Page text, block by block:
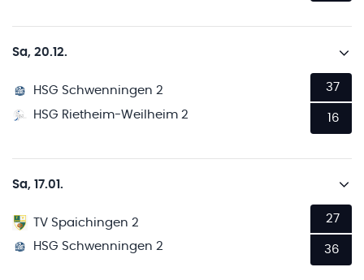
Sa, 20.12.
HSG Schwenningen 2
HSG Rietheim-Weilheim 2
37
16
Sa, 17.01.
TV Spaichingen 2
HSG Schwenningen 2
27
36